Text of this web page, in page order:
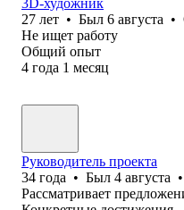
27 лет • Был 6 августа •
Не ищет работу
Общий опыт
4 года 1 месяц
Руководитель проекта
34 года • Был 4 августа •
Рассматривает